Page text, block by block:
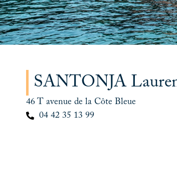
SANTONJA
46 T avenue de la Côte Bleue
04 42 35 13 99